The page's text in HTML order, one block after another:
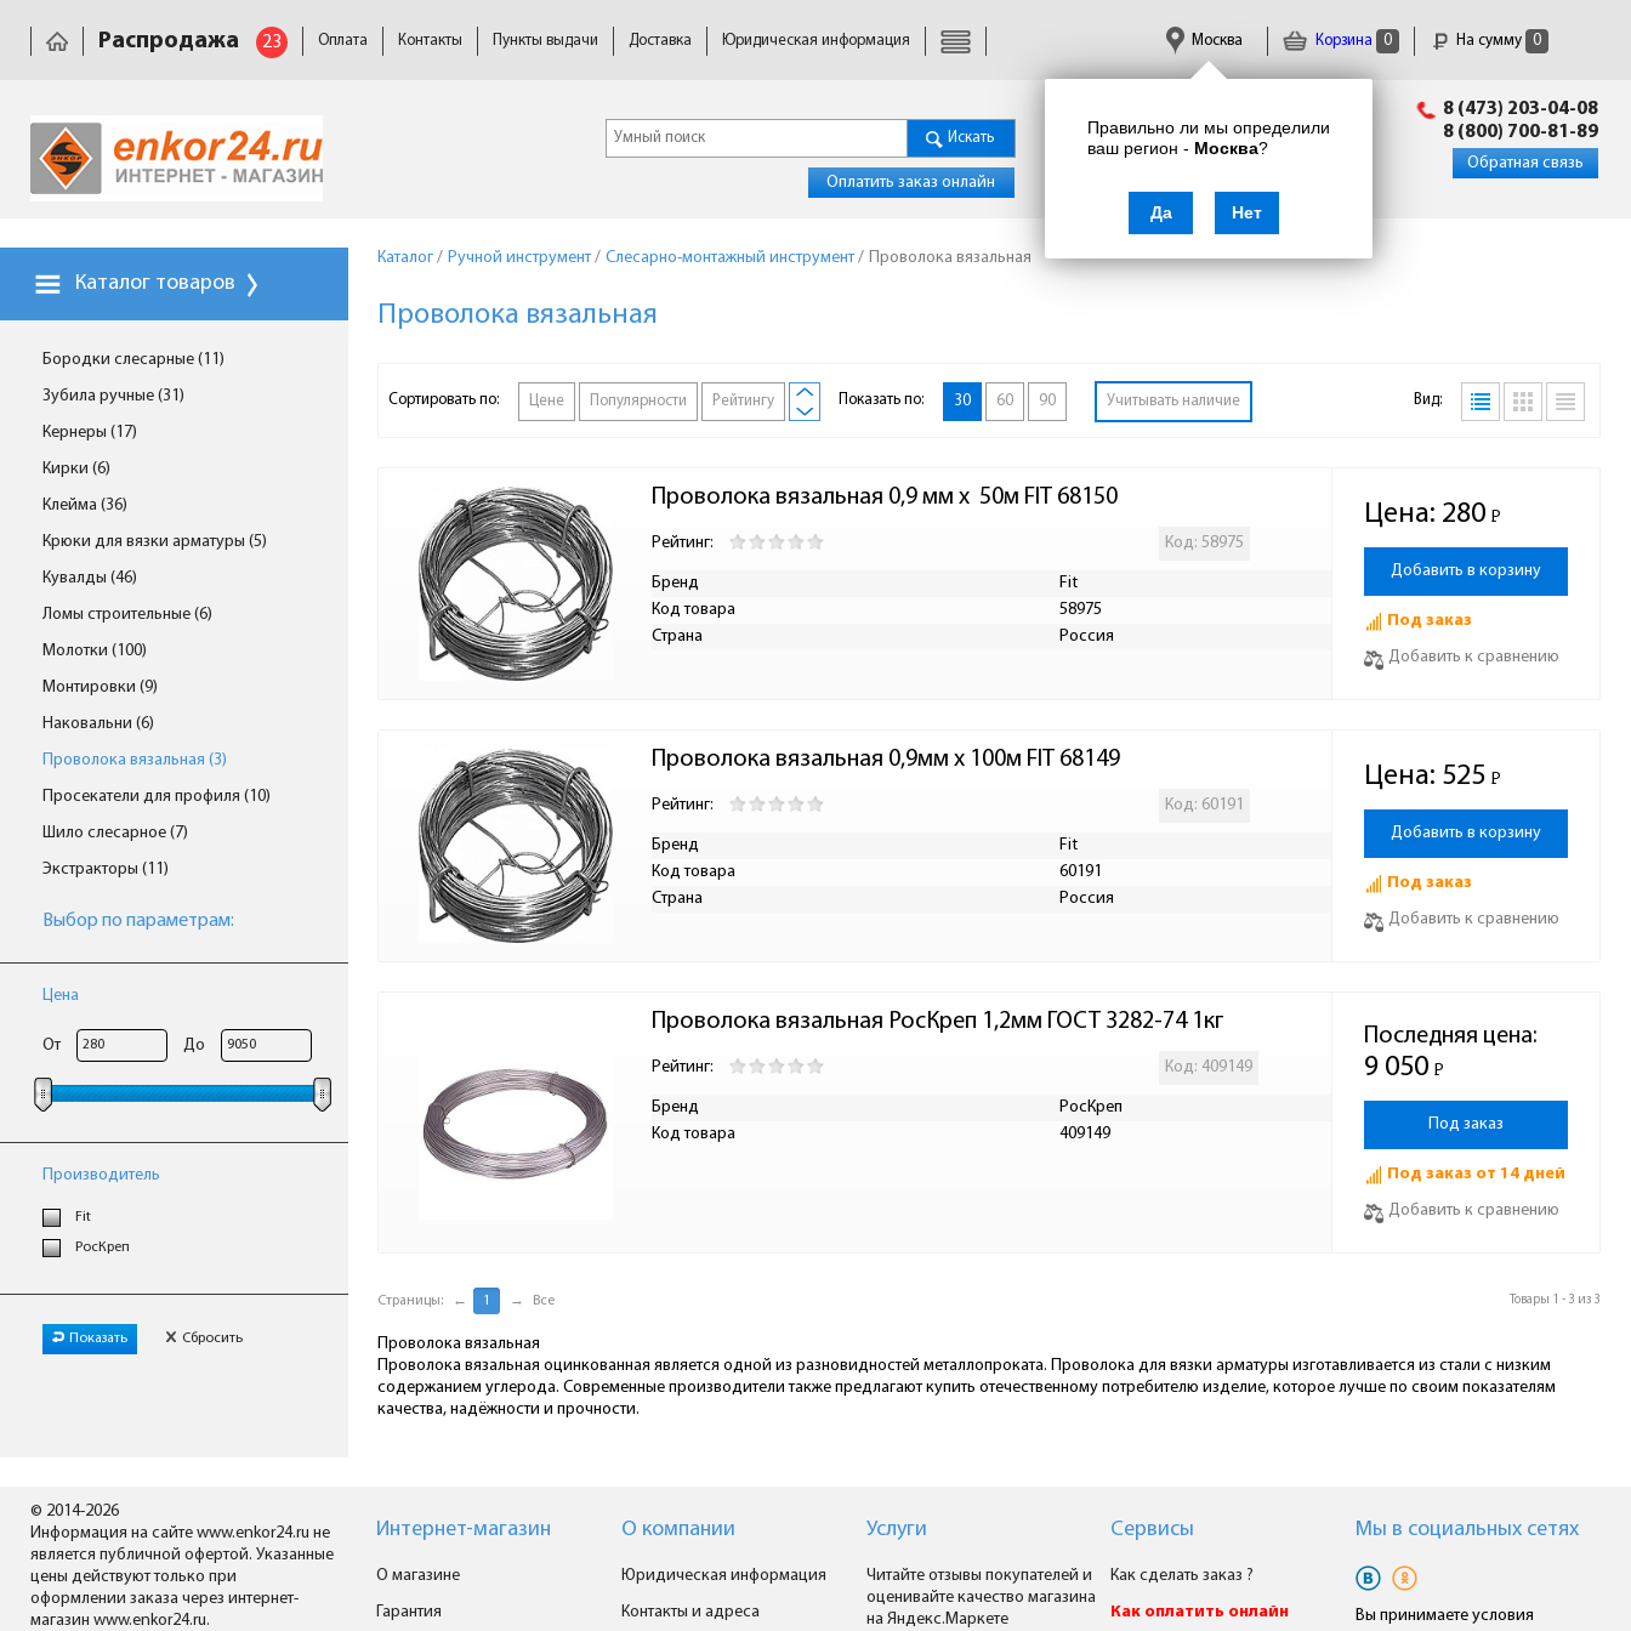
Корзина 0 На сумму 0
Правильно ли мы определили
ваш регион - Москва?
Да Нет
Москва
Распродажа 23 Оплата Контакты Пункты выдачи Доставка Юридическая информация
Искать
Оплатить заказ онлайн
info@enkor24.ru
8 (473) 203-04-08
8 (800) 700-81-89
Обратная связь
Каталог товаров
Бородки слесарные (11)
Зубила ручные (31)
Кернеры (17)
Кирки (6)
Клейма (36)
Крюки для вязки арматуры (5)
Кувалды (46)
Ломы строительные (6)
Молотки (100)
Монтировки (9)
Наковальни (6)
Проволока вязальная (3)
Просекатели для профиля (10)
Шило слесарное (7)
Экстракторы (11)
Выбор по параметрам:
Цена
От До
Производитель
Fit
РосКреп
Показать Сбросить
Каталог / Ручной инструмент/ Слесарно-монтажный инструмент/ Проволока вязальная
Проволока вязальная
Сортировать по: Цене Популярности Рейтингу Показать по: 30 60 90 Учитывать наличие Вид:
Проволока вязальная 0,9 мм x  50м FIT 68150
Рейтинг: Код: 58975
Бренд
Fit
Код товара
58975
Страна
Россия
Цена: 280 Р
-
Добавить в корзину
Под заказ
Добавить к сравнению
Проволока вязальная 0,9мм х 100м FIT 68149
Рейтинг: Код: 60191
Бренд
Fit
Код товара
60191
Страна
Россия
Цена: 525 Р
-
Добавить в корзину
Под заказ
Добавить к сравнению
Проволока вязальная РосКреп 1,2мм ГОСТ 3282-74 1кг
Рейтинг: Код: 409149
Бренд
РосКреп
Код товара
409149
Последняя цена:
9 050 Р
-
Под заказ
Под заказ от 14 дней
Добавить к сравнению
Товары 1 - 3 из 3
Страницы: ← 1 → Все
Проволока вязальная
Проволока вязальная оцинкованная является одной из разновидностей металлопроката. Проволока для вязки арматуры изготавливается из стали с низким
содержанием углерода. Современные производители также предлагают купить отечественному потребителю изделие, которое лучше по своим показателям
качества, надёжности и прочности.
© 2014-2026
Информация на сайте www.enkor24.ru не
является публичной офертой. Указанные
цены действуют только при
оформлении заказа через интернет-
магазин www.enkor24.ru.
Интернет-магазин
О магазине
Гарантия
О компании
Юридическая информация
Контакты и адреса
Услуги
Читайте отзывы покупателей и
оценивайте качество магазина
на Яндекс.Маркете
Сервисы
Как сделать заказ ?
Как оплатить онлайн
Мы в cоциальных сетях
Вы принимаете условия